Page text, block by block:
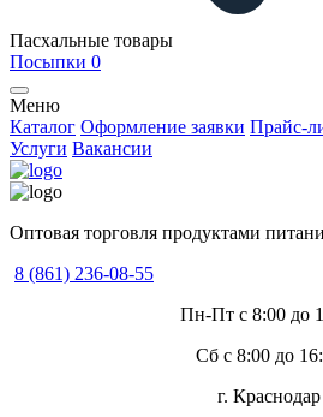
Пасхальные товары
Посыпки 0
Меню
Каталог Оформление заявки Прайс-
Услуги Вакансии
Оптовая торговля продуктами
8 (861) 236-08-55
Пн-Пт с 8:00 до
Сб с 8:00 до
г. Краснодар